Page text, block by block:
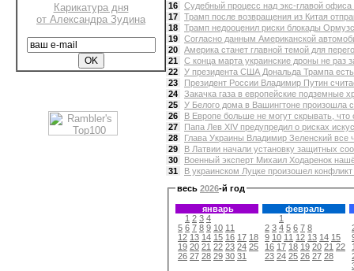
Карикатура дня
от Александра Зудина
16
Судебный процесс над экс-главой офиса
17
Трамп после возвращения из Китая
18
Трамп недооценил риски блокады
19
Согласно данным Американской
20
Америка станет главной темой для
21
С конца марта украинские дроны не раз
22
У президента США Дональда Трампа
23
Президент России Владимир Путин
24
Закачка газа в европейские подземные
25
У Белого дома в Вашингтоне произошла
26
В Европе больше не могут скрывать, что
27
Папа Лев XIV предупредил о рисках
28
Глава Украины Владимир Зеленский все
29
В Латвии начали установку защитных
30
Военный эксперт Михаил Ходаренок
31
В украинском Луцке произошел
весь 2026-й год
январь
1 2 3 4
5 6 7 8 9 10 11
12 13 14 15 16 17 18
19 20 21 22 23 24 25
26 27 28 29 30 31
февраль
1
2 3 4 5 6 7 8
9 10 11 12 13 14 15
16 17 18 19 20 21 22
23 24 25 26 27 28